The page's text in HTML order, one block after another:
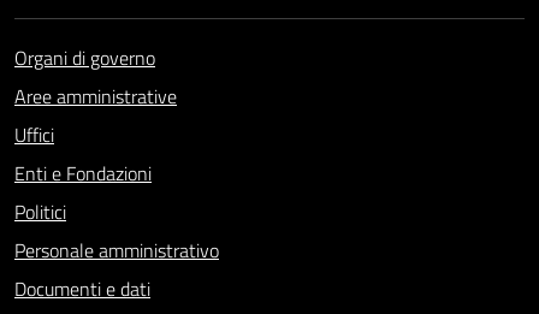
Organi di governo
Aree amministrative
Uffici
Enti e Fondazioni
Politici
Personale amministrativo
Documenti e dati